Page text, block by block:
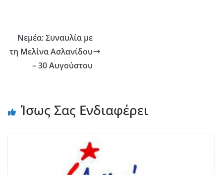
Νεμέα: Συναυλία με
τη Μελίνα Ασλανίδου
– 30 Αυγούστου
Ίσως Σας Ενδιαφέρει